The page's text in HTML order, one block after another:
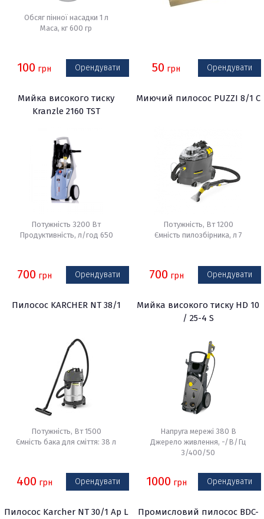
Обсяг пінної насадки 1 л
Маса, кг 600 гр
100 грн Орендувати 50 грн Орендувати
Мийка високого тиску
Kranzle 2160 TST
Потужність 3200 Вт
Продуктивність, л/год 650
700 грн Орендувати
Миючий пилосос PUZZI 8/1 C
Потужність, Вт 1200
Ємність пилозбірника, л 7
700 грн Орендувати
Пилосос KARCHER NT 38/1
Потужність, Вт 1500
Ємність бака для сміття: 38 л
400 грн Орендувати
Мийка високого тиску HD 10
/ 25-4 S
Напруга мережі 380 В
Джерело живлення, -/В/Гц
3/400/50
1000 грн Орендувати
Пилосос Karcher NT 30/1 Ap L
Промисловий пилосос BDC-